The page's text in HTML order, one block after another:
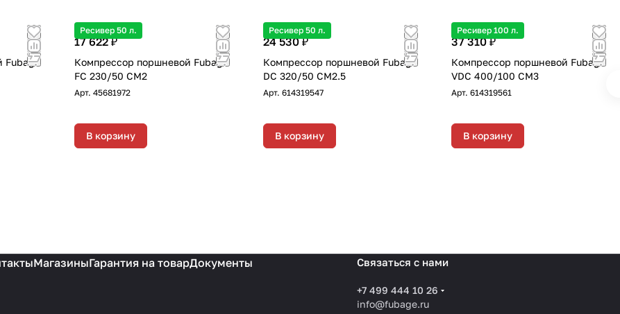
Fubag
Ресивер 50 л.
17 622 ₽
Компрессор поршневой Fubag
FC 230/50 CM2
Арт.45681972
В корзину
Ресивер 50 л.
24 530 ₽
Компрессор поршневой Fubag
DC 320/50 CM2.5
Арт. 614319547
В корзину
Ресивер 100 л.
37 310 ₽
Компрессор поршневой Fubag
VDC 400/100 CM3
Арт. 614319561
В корзину
МагазиныГарантия на товарДокументы Связаться с нами
+7 499 444 10 26
info@fubage.ru